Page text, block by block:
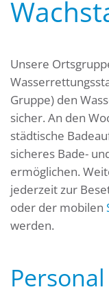
Unsere
Gruppe) den
sicher. An den
städtische
sicheres Bade-
ermöglichen.
jederzeit zur
oder der mobilen
werden.
Personal